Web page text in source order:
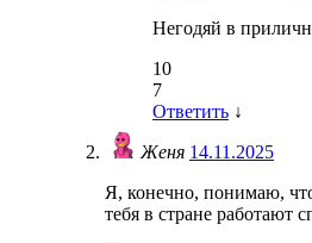
Негодяй в
10
7
Ответить ↓
Женя 14.11.2025
Я, конечно, понимаю,
тебя в стране